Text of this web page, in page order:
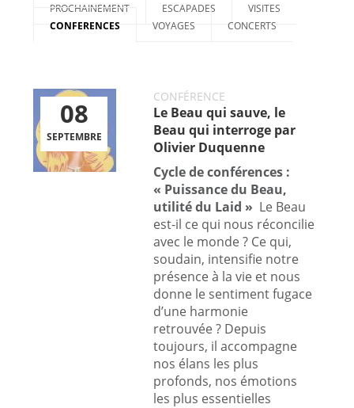
PROCHAINEMENT ESCAPADES
VISITES
CONFERENCES
VOYAGES CONCERTS
CONFÉRENCE
08
SEPTEMBRE
Le Beau qui sauve, le
Beau qui interroge par
Olivier Duquenne
Cycle de conférences :
« Puissance du Beau,
utilité du Laid » Le Beau
est-il ce qui nous réconcilie
avec le monde ? Ce qui,
soudain, intensifie notre
présence à la vie et nous
donne le sentiment fugace
d’une harmonie
retrouvée ? Depuis
toujours, il accompagne
nos élans les plus
profonds, nos émotions
les plus essentielles